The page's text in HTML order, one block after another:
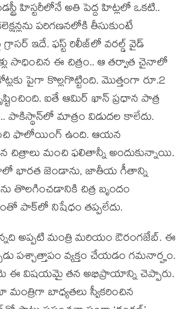
హిస్టరీలోనే అతి పెద్ద హిట్లలో ఒకటి..
పరిగణనలోకి తీసుకుంటే
ఇదే. ఫస్ట్ రిలీజ్‌లో వరల్డ్ వైడ్
సాధించిన ఈ చిత్రం.. ఆ తర్వాత చైనాలో
పైగా కొల్లగొట్టింది. మొత్తంగా రూ.2
ఐతే ఆమిర్ ఖాన్ ప్రధాన పాత్ర
పాకిస్థాన్‌లో మాత్రం విడుదల కాలేదు.
ఫాలోయింగ్ ఉంది. ఆయన
చిత్రాలు మంచి ఫలితాన్నీ అందుకున్నాయి.
భారత జెండాను, జాతీయ గీతాన్ని
తొలగించడానికి చిత్ర బృందం
పాక్‌లో నిషేధం తప్పలేదు.
అప్పటి మంత్రి మరియం ఔరంగజేబ్. ఈ
పశ్చాత్తాపం వ్యక్తం చేయడం గమనార్హం.
ఈ విషయమై తన అభిప్రాయాన్ని చెప్పారు.
బాధ్యతలు స్వీకరించిన